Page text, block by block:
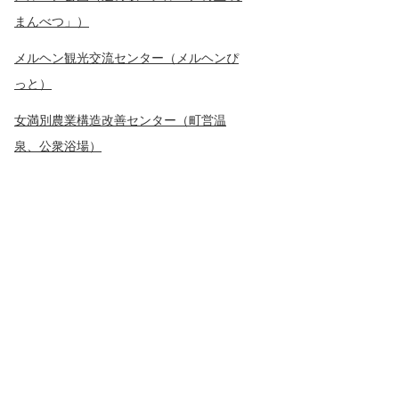
まんべつ」）
メルヘン観光交流センター（メルヘンぴ
っと）
女満別農業構造改善センター（町営温
泉、公衆浴場）